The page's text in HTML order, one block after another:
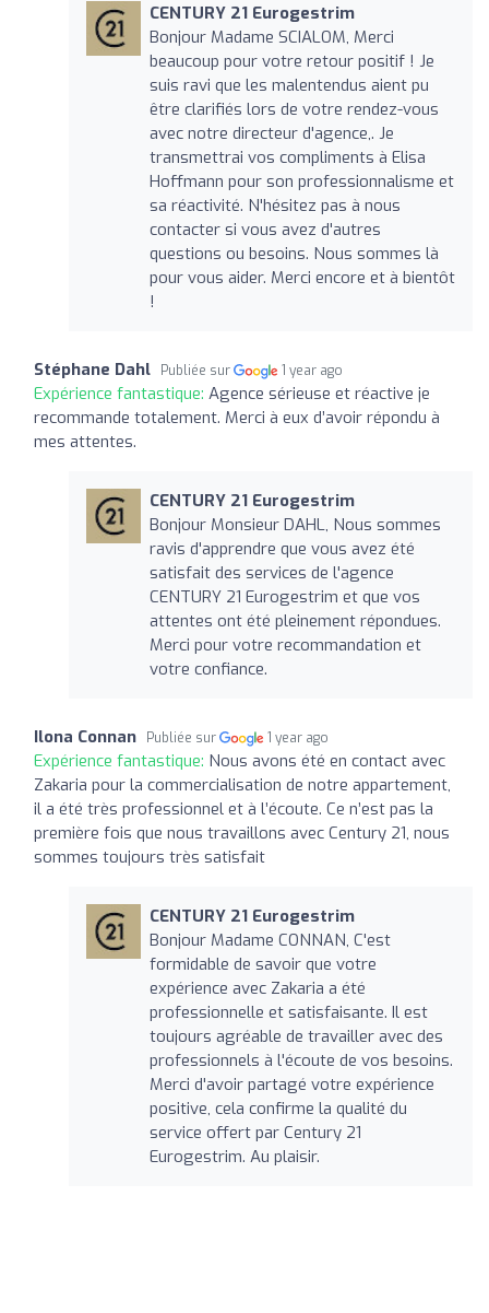
CENTURY 21 Eurogestrim
Bonjour Madame SCIALOM, Merci
beaucoup pour votre retour positif ! Je
suis ravi que les malentendus aient pu
être clarifiés lors de votre rendez-vous
avec notre directeur d'agence,. Je
transmettrai vos compliments à Elisa
Hoffmann pour son professionnalisme et
sa réactivité. N'hésitez pas à nous
contacter si vous avez d'autres
questions ou besoins. Nous sommes là
pour vous aider. Merci encore et à bientôt
!
Stéphane Dahl Publiée sur 1 year ago
Expérience fantastique: Agence sérieuse et réactive je
recommande totalement. Merci à eux d’avoir répondu à
mes attentes.
CENTURY 21 Eurogestrim
Bonjour Monsieur DAHL, Nous sommes
ravis d'apprendre que vous avez été
satisfait des services de l'agence
CENTURY 21 Eurogestrim et que vos
attentes ont été pleinement répondues.
Merci pour votre recommandation et
votre confiance.
Ilona Connan Publiée sur 1 year ago
Expérience fantastique: Nous avons été en contact avec
Zakaria pour la commercialisation de notre appartement,
il a été très professionnel et à l’écoute. Ce n’est pas la
première fois que nous travaillons avec Century 21, nous
sommes toujours très satisfait
CENTURY 21 Eurogestrim
Bonjour Madame CONNAN, C'est
formidable de savoir que votre
expérience avec Zakaria a été
professionnelle et satisfaisante. Il est
toujours agréable de travailler avec des
professionnels à l'écoute de vos besoins.
Merci d'avoir partagé votre expérience
positive, cela confirme la qualité du
service offert par Century 21
Eurogestrim. Au plaisir.